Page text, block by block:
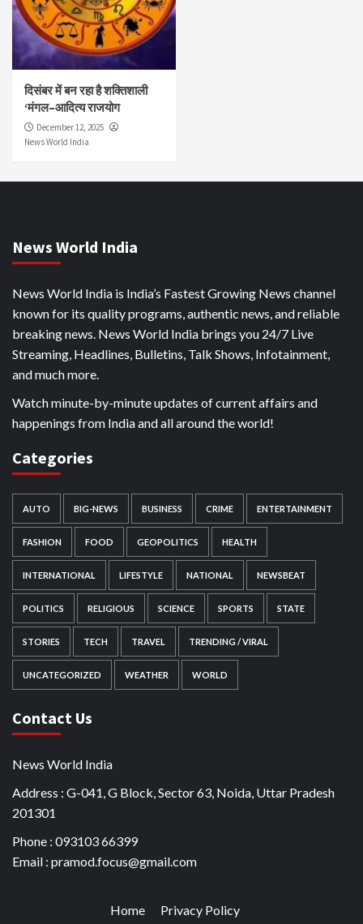
दिसंबर में बन रहा है शक्तिशाली
‘मंगल–आदित्य राजयोग
December 12, 2025
News World India
News World India
News World India is India’s Fastest Growing News channel
known for its quality programs, authentic news, and reliable
breaking news. News World India brings you 24/7 Live
Streaming, Headlines, Bulletins, Talk Shows, Infotainment,
and much more.
Watch minute-by-minute updates of current affairs and
happenings from India and all around the world!
Categories
AUTO BIG-NEWS BUSINESS CRIME ENTERTAINMENT
FASHION FOOD GEOPOLITICS HEALTH
INTERNATIONAL LIFESTYLE NATIONAL NEWSBEAT
POLITICS RELIGIOUS SCIENCE SPORTS STATE
STORIES TECH TRAVEL TRENDING / VIRAL
UNCATEGORIZED WEATHER WORLD
Contact Us
News World India
Address : G-041, G Block, Sector 63, Noida, Uttar Pradesh
201301
Phone : 093103 66399
Email : pramod.focus@gmail.com
Home Privacy Policy